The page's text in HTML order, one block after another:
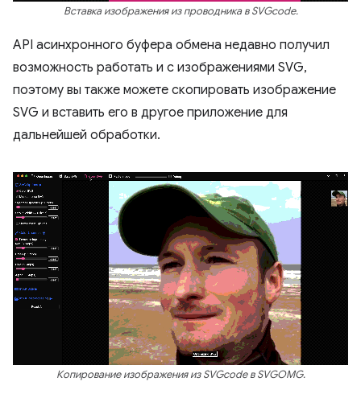
Вставка изображения из проводника в SVGcode.
API асинхронного буфера обмена недавно получил
возможность работать и с изображениями SVG,
поэтому вы также можете скопировать изображение
SVG и вставить его в другое приложение для
дальнейшей обработки.
Копирование изображения из SVGcode в SVGOMG.